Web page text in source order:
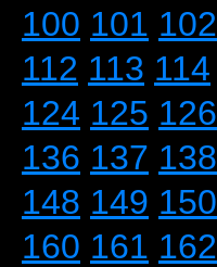
100 101 102
112 113 114
124 125 126
136 137 138
148 149 150
160 161 162